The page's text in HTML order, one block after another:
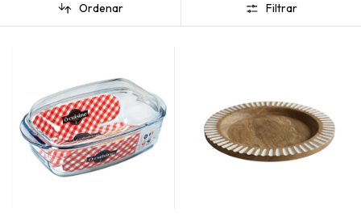
Ordenar Filtrar